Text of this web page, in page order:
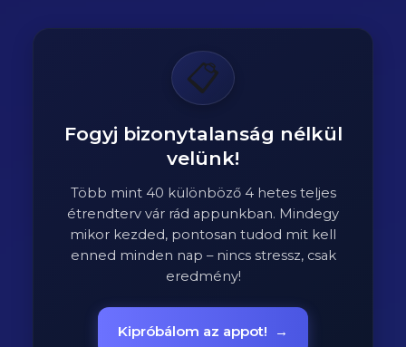
📋
Fogyj bizonytalanság nélkül
velünk!
Több mint 40 különböző 4 hetes teljes
étrendterv vár rád appunkban. Mindegy
mikor kezded, pontosan tudod mit kell
enned minden nap – nincs stressz, csak
eredmény!
Kipróbálom az appot! →